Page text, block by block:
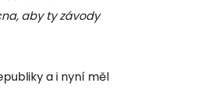
aby ty závody
a i nyní měl